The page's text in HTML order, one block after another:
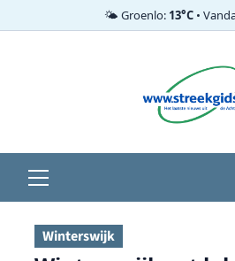
🌤️ Groenlo: 13°C •
menu
Winterswijk